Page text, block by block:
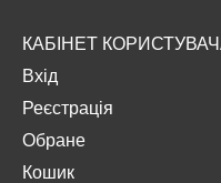
КАБІНЕТ
Вхід
Реєстрація
Обране
Кошик